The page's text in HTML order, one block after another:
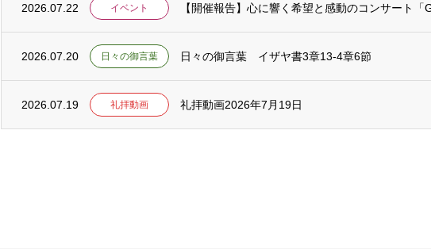
2026.07.22 イベント 【開催報告】心に響く希望と感動のコンサート「
2026.07.20 日々の御言葉 日々の御言葉 イザヤ書3章13-4章6節
2026.07.19 礼拝動画 礼拝動画2026年7月19日